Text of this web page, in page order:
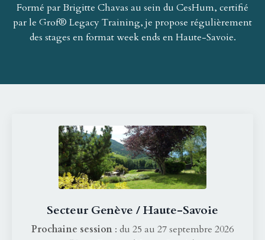
Formé par Brigitte Chavas au sein du CesHum, certifié
par le Grof® Legacy Training, je propose régulièrement
des stages en format week ends en Haute-Savoie.
Secteur Genève / Haute-Savoie
Prochaine session : du 25 au 27 septembre 2026